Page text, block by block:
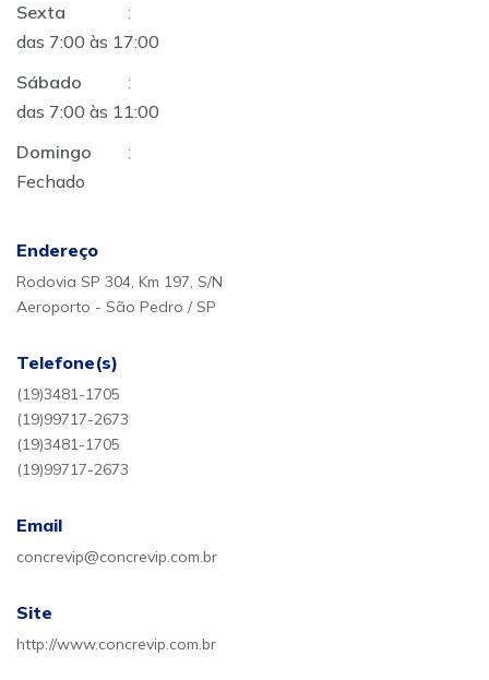
Sexta
:
das 7:00 às 17:00
Sábado
:
das 7:00 às 11:00
Domingo
:
Fechado
Endereço
Rodovia SP 304, Km 197, S/N
Aeroporto - São Pedro / SP
Telefone(s)
(19)3481-1705
(19)99717-2673
(19)3481-1705
(19)99717-2673
Email
concrevip@concrevip.com.br
Site
http://www.concrevip.com.br